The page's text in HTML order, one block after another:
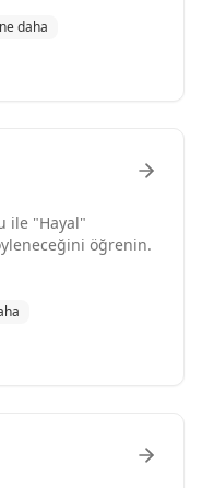
daha
ile "Hayal"
öğrenin.